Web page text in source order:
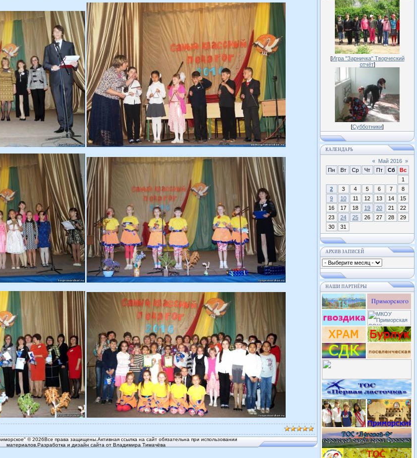
© 2026Все права защищены.Активная ссылка на сайт обязательна при использовании
материалов.Разработка и дизайн сайта от Владимира Тимачёва
[Игра "Зарничка".Творческий
отчёт]
[Субботники]
КАЛЕНДАРЬ
« Май 2016 »
Пн
Вт Ср Чт Пт Сб
Вс
1
2
3 4 5 6 7
8
9
10 11 12 13 14
15
16
17 18 19 20 21
22
23
24 25 26 27 28
29
30
31
АРХИВ ЗАПИСЕЙ
НАШИ ПАРТНЁРЫ